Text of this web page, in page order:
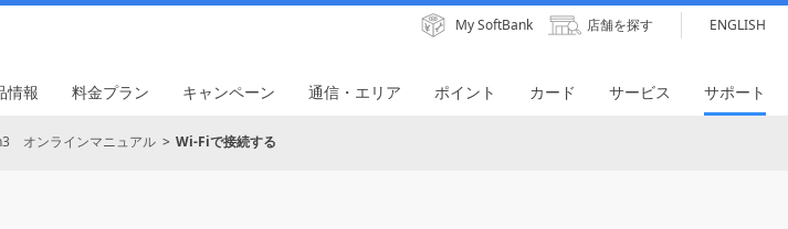
My SoftBank 店舗を探す ENGLISH
情報 料金プラン キャンペーン 通信・エリア ポイント カード サービス サポート
オンラインマニュアル Wi-Fiで接続する